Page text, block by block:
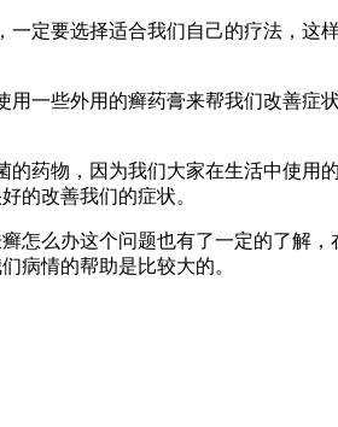
一定要选择适合我们自己的疗法，
用一些外用的癣药膏来帮我们改善
的药物，因为我们大家在生活中使
的改善我们的症状。
怎么办这个问题也有了一定的了解
病情的帮助是比较大的。